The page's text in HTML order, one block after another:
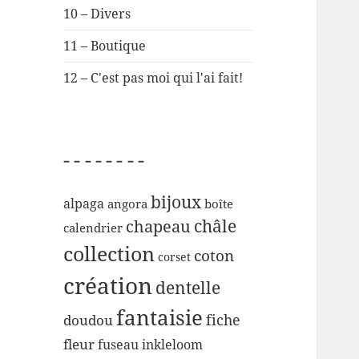
10 – Divers
11 – Boutique
12 – C'est pas moi qui l'ai fait!
– – – – – – – –
alpaga angora bijoux boîte
calendrier chapeauchâle
collection corset coton
créationdentelle
doudoufantaisie fiche
fleurfuseauinkleloom